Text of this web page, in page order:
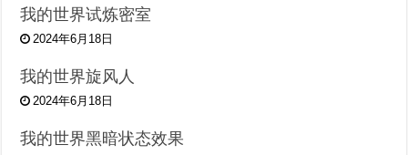
我的世界试炼密室
2024年6月18日
我的世界旋风人
2024年6月18日
我的世界黑暗状态效果